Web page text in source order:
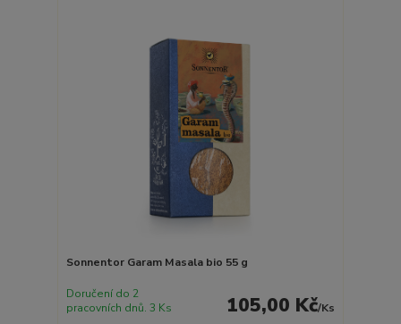
Sonnentor Garam Masala bio 55 g
105,00 Kč/Ks
Doručení do 2
pracovních dnů. 3 Ks